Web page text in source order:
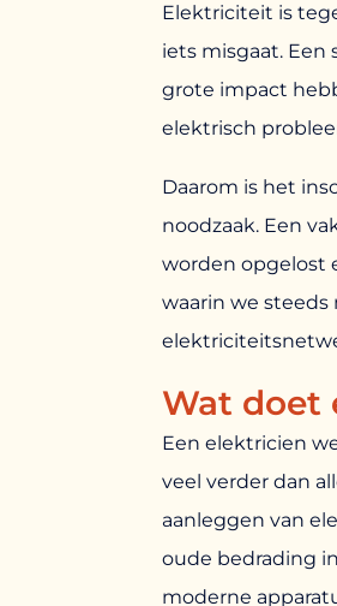
Elektriciteit is
iets misgaat.
grote impact
elektrisch
Daarom is het
noodzaak. Een
worden opgelost
waarin we
Wat doet
Een elektricien
veel verder dan
aanleggen van
oude bedrading
moderne